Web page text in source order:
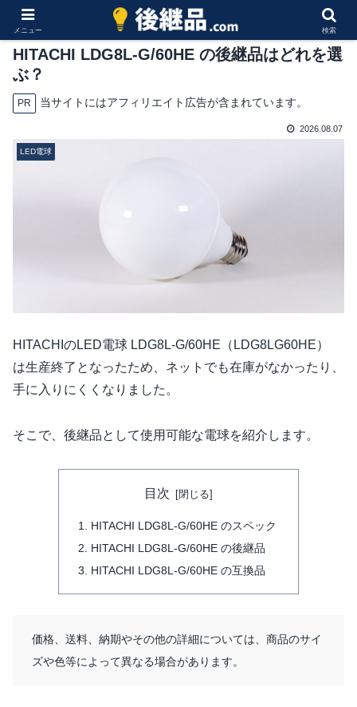
HITACHI LDG8L-G/60HE の後継品はどれを選
ぶ？
PR 当サイトにはアフィリエイト広告が含まれています。
2026.08.07
LED電球
HITACHIのLED電球 LDG8L-G/60HE（LDG8LG60HE）
は生産終了となったため、ネットでも在庫がなかったり、
手に入りにくくなりました。
そこで、後継品として使用可能な電球を紹介します。
目次
HITACHI LDG8L-G/60HE のスペック
HITACHI LDG8L-G/60HE の後継品
HITACHI LDG8L-G/60HE の互換品
価格、送料、納期やその他の詳細については、商品のサイ
ズや色等によって異なる場合があります。
メニュー 検索